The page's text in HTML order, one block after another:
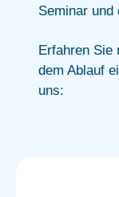
Seminar
Erfahren Sie
dem Ablauf
uns: